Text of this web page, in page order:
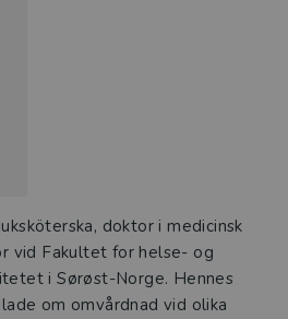
doktor i medicinsk
vid Fakultet for helse- og
i Sørøst-Norge. Hennes
om omvårdnad vid olika